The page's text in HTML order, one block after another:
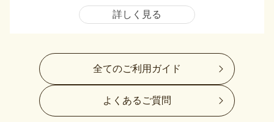
詳しく見る
全てのご利用ガイド
よくあるご質問